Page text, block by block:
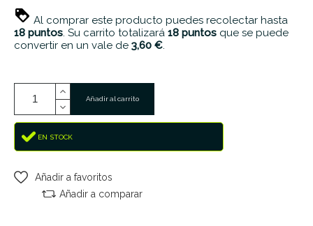
Al comprar este producto puedes recolectar hasta
18 puntos. Su carrito totalizará 18 puntos que se puede
convertir en un vale de 3,60 €.
Añadir al carrito
EN STOCK
Añadir a favoritos
Añadir a comparar